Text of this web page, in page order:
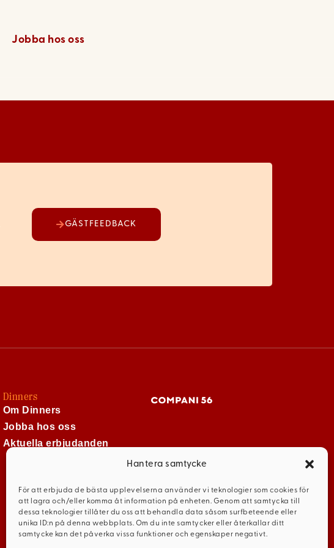
Hantera samtycke
För att erbjuda de bästa upplevelserna använder vi teknologier som cookies för
att lagra och/eller komma åt information på enheten. Genom att samtycka till
dessa teknologier tillåter du oss att behandla data såsom surfbeteende eller
unika ID:n på denna webbplats. Om du inte samtycker eller återkallar ditt
samtycke kan det påverka vissa funktioner och egenskaper negativt.
Jobba hos oss
GÄSTFEEDBACK
Dinners
Om Dinners
Jobba hos oss
Aktuella erbjudanden